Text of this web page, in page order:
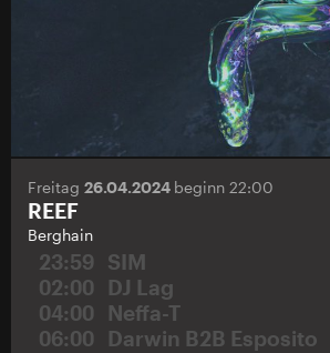
Freitag 26.04.2024 beginn 22:00
REEF
Berghain
23:59
SIM
02:00
DJ Lag
04:00
Neffa-T
06:00
Darwin B2B Esposito